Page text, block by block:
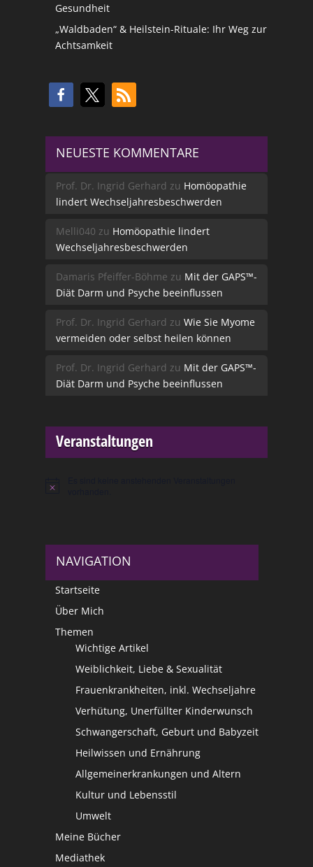
Gesundheit
„Waldbaden“ & Heilstein-Rituale: Ihr Weg zur
Achtsamkeit
NEUESTE KOMMENTARE
Prof. Dr. Ingrid Gerhard zu Homöopathie
lindert Wechseljahresbeschwerden
Melli040 zu Homöopathie lindert
Wechseljahresbeschwerden
Damaris Pfeiffer-Böhme zu Mit der GAPS™-
Diät Darm und Psyche beeinflussen
Prof. Dr. Ingrid Gerhard zu Wie Sie Myome
vermeiden oder selbst heilen können
Prof. Dr. Ingrid Gerhard zu Mit der GAPS™-
Diät Darm und Psyche beeinflussen
Veranstaltungen
Hinweis
NAVIGATION
Startseite
Über Mich
Themen
Wichtige Artikel
Weiblichkeit, Liebe & Sexualität
Frauenkrankheiten, inkl. Wechseljahre
Verhütung, Unerfüllter Kinderwunsch
Schwangerschaft, Geburt und Babyzeit
Heilwissen und Ernährung
Allgemeinerkrankungen und Altern
Kultur und Lebensstil
Umwelt
Meine Bücher
Mediathek